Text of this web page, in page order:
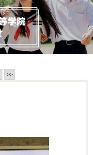
>>